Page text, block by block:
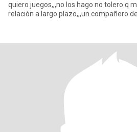
quiero juegos,,,no los hago no tolero q
relación a largo plazo,,,un compañero